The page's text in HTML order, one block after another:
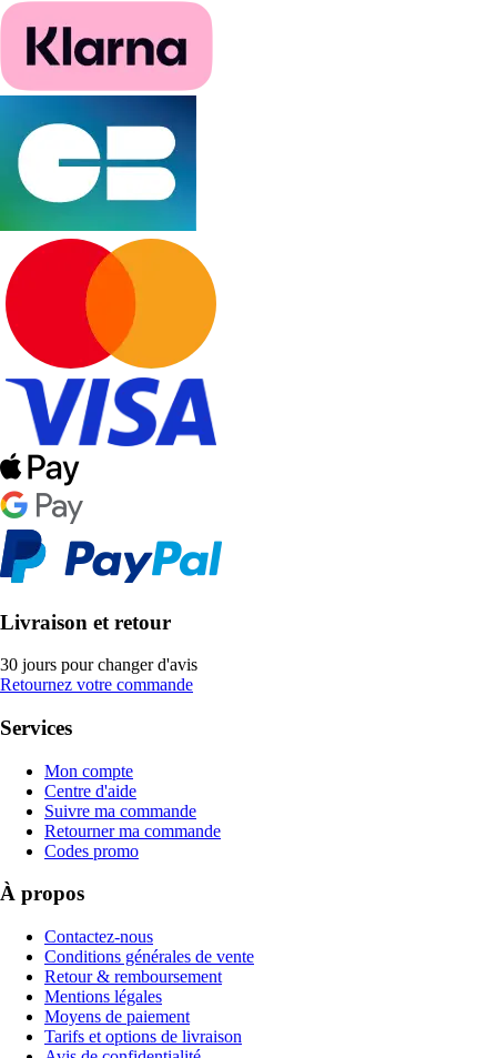
Livraison et retour
30 jours pour changer d'avis
Retournez votre commande
Services
Mon compte
Centre d'aide
Suivre ma commande
Retourner ma commande
Codes promo
À propos
Contactez-nous
Conditions générales de vente
Retour & remboursement
Mentions légales
Moyens de paiement
Tarifs et options de livraison